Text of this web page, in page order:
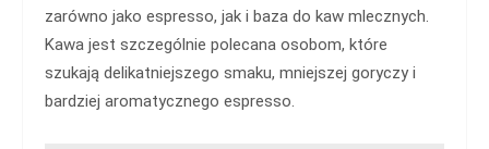
zarówno jako espresso, jak i baza do kaw mlecznych.
Kawa jest szczególnie polecana osobom, które
szukają delikatniejszego smaku, mniejszej goryczy i
bardziej aromatycznego espresso.